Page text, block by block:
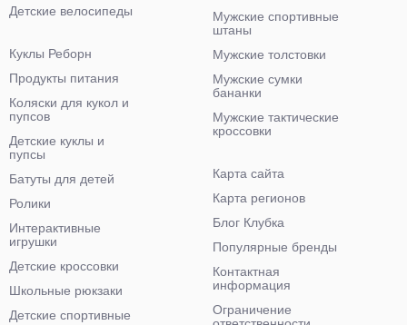
Детские велосипеды
Мужские спортивные
штаны
Мужские толстовки
Мужские сумки
бананки
Мужские тактические
кроссовки
Куклы Реборн
Продукты питания
Коляски для кукол и
пупсов
Детские куклы и
пупсы
Батуты для детей
Ролики
Интерактивные
игрушки
Детские кроссовки
Школьные рюкзаки
Детские спортивные
Карта сайта
Карта регионов
Блог Клубка
Популярные бренды
Контактная
информация
Ограничение